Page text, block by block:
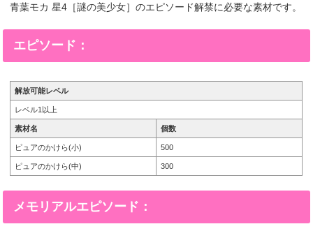
青葉モカ 星4［謎の美少女］のエピソード解禁に必要な素材です。
エピソード：
解放可能レベル
レベル1以上
素材名 個数
ピュアのかけら(小) 500
ピュアのかけら(中) 300
メモリアルエピソード：